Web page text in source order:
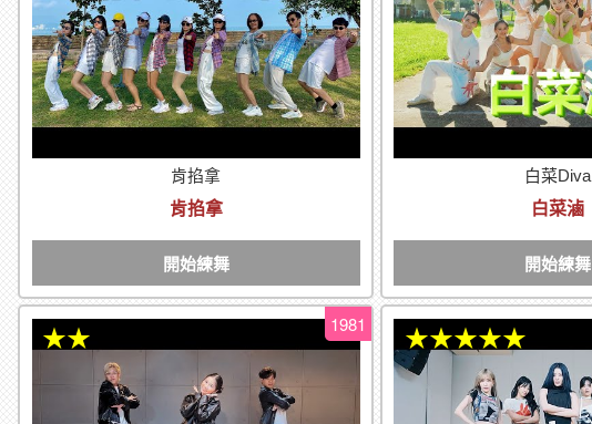
肯掐拿
肯掐拿
開始練舞
白菜Diva
白菜滷
開始練舞
1981
★★ ★★★★★